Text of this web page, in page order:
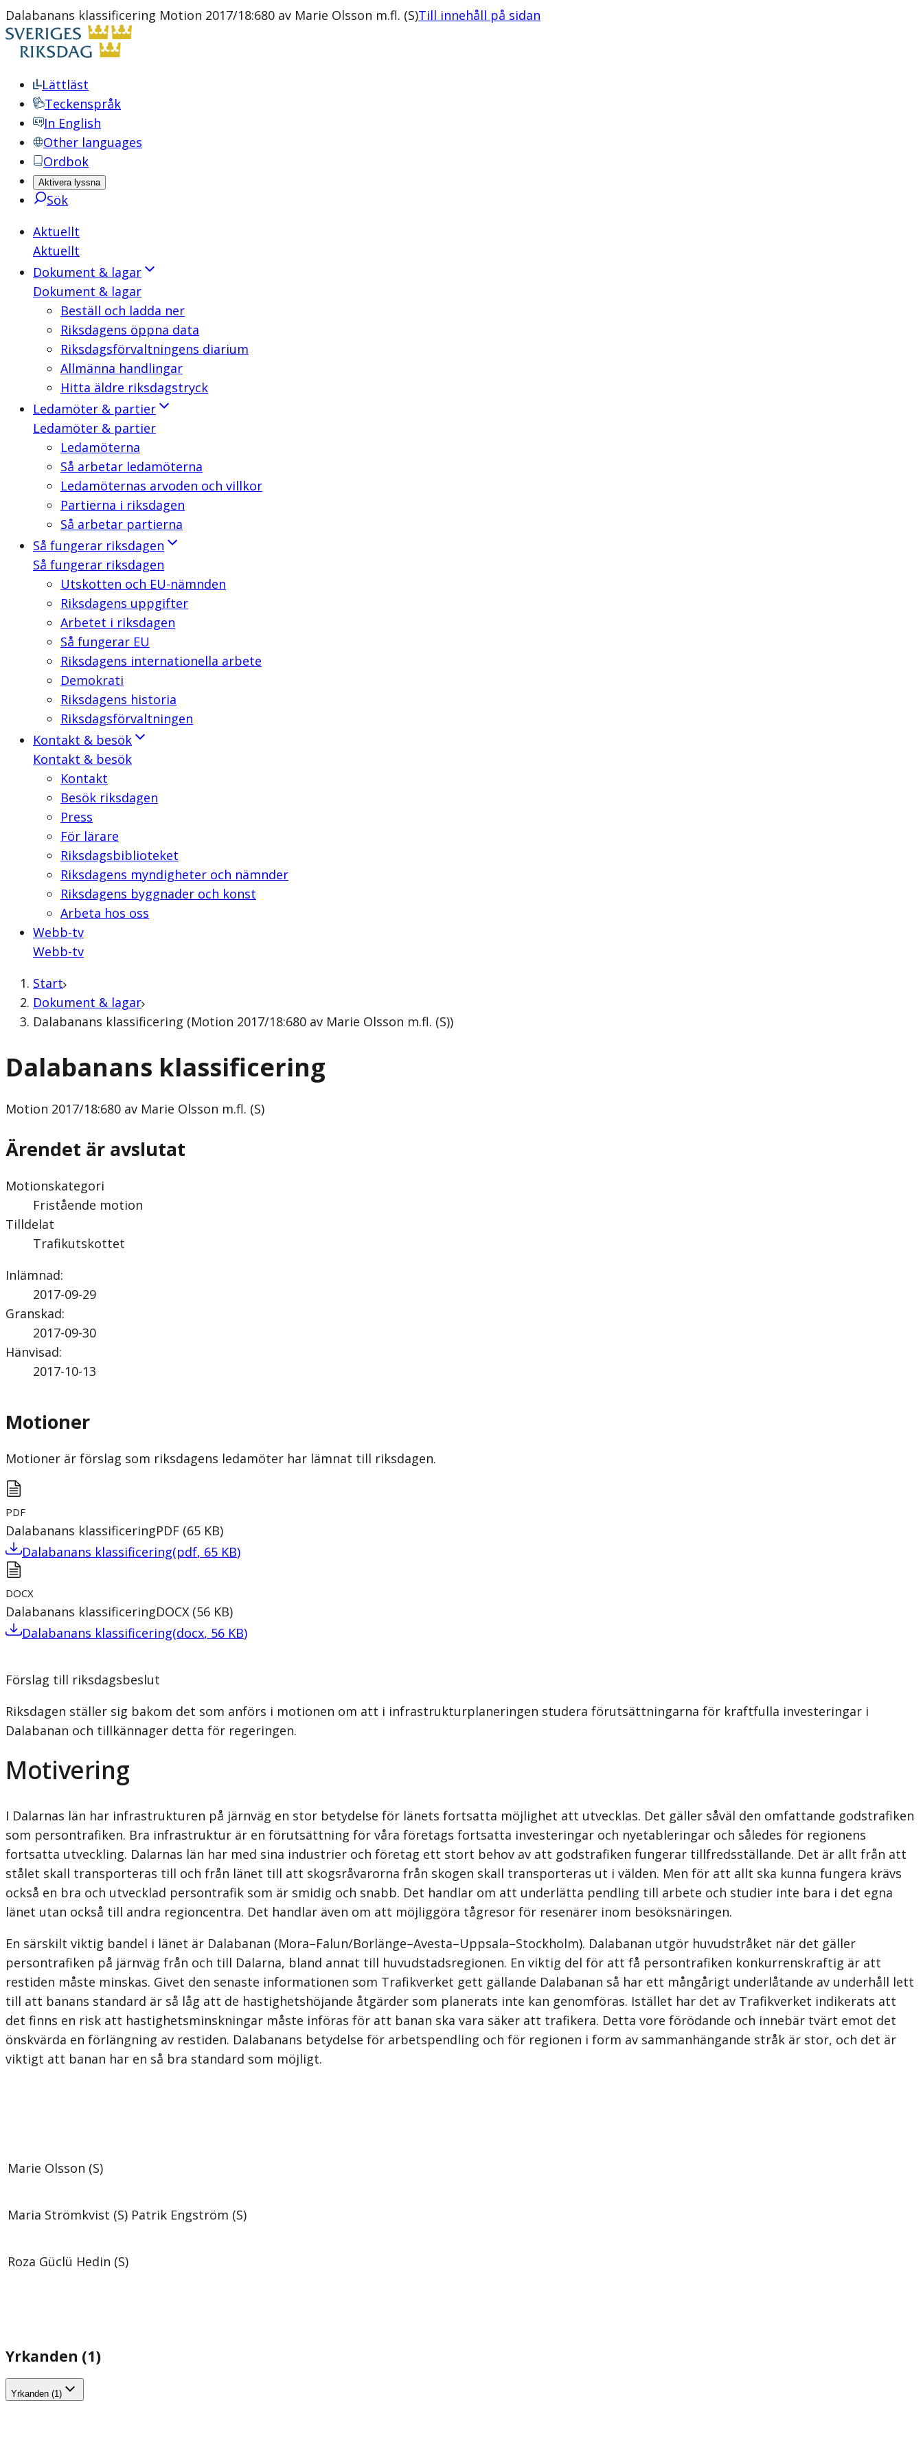
Dalabanans klassificering Motion 2017/18:680 av Marie Olsson m.fl. (S)Till innehåll på sidan
Lättläst
Teckenspråk
In English
Other languages
Ordbok
Aktivera lyssna
Sök
Aktuellt
Aktuellt
Dokument & lagar
Dokument & lagar
Beställ och ladda ner
Riksdagens öppna data
Riksdagsförvaltningens diarium
Allmänna handlingar
Hitta äldre riksdagstryck
Ledamöter & partier
Ledamöter & partier
Ledamöterna
Så arbetar ledamöterna
Ledamöternas arvoden och villkor
Partierna i riksdagen
Så arbetar partierna
Så fungerar riksdagen
Så fungerar riksdagen
Utskotten och EU-nämnden
Riksdagens uppgifter
Arbetet i riksdagen
Så fungerar EU
Riksdagens internationella arbete
Demokrati
Riksdagens historia
Riksdagsförvaltningen
Kontakt & besök
Kontakt & besök
Kontakt
Besök riksdagen
Press
För lärare
Riksdagsbiblioteket
Riksdagens myndigheter och nämnder
Riksdagens byggnader och konst
Arbeta hos oss
Webb-tv
Webb-tv
Start
Dokument & lagar
Dalabanans klassificering (Motion 2017/18:680 av Marie Olsson m.fl. (S))
Dalabanans klassificering
Motion 2017/18:680 av Marie Olsson m.fl. (S)
Ärendet är avslutat
Motionskategori
Fristående motion
Tilldelat
Trafikutskottet
Inlämnad:
2017-09-29
Granskad:
2017-09-30
Hänvisad:
2017-10-13
Motioner
Motioner är förslag som riksdagens ledamöter har lämnat till riksdagen.
PDF
Dalabanans klassificeringPDF (65 KB)
Dalabanans klassificering(pdf, 65 KB)
DOCX
Dalabanans klassificeringDOCX (56 KB)
Dalabanans klassificering(docx, 56 KB)
Förslag till riksdagsbeslut
Riksdagen ställer sig bakom det som anförs i motionen om att i infrastrukturplaneringen studera förutsättningarna för kraftfulla investeringar i
Dalabanan och tillkännager detta för regeringen.
Motivering
I Dalarnas län har infrastrukturen på järnväg en stor betydelse för länets fortsatta möjlighet att utvecklas. Det gäller såväl den omfattande godstrafiken
som persontrafiken. Bra infrastruktur är en förutsättning för våra företags fortsatta investeringar och nyetableringar och således för regionens
fortsatta utveckling. Dalarnas län har med sina industrier och företag ett stort behov av att godstrafiken fungerar tillfredsställande. Det är allt från att
stålet skall transporteras till och från länet till att skogsråvarorna från skogen skall transporteras ut i välden. Men för att allt ska kunna fungera krävs
också en bra och utvecklad persontrafik som är smidig och snabb. Det handlar om att underlätta pendling till arbete och studier inte bara i det egna
länet utan också till andra regioncentra. Det handlar även om att möjliggöra tågresor för resenärer inom besöksnäringen.
En särskilt viktig bandel i länet är Dalabanan (Mora–Falun/Borlänge–Avesta–Uppsala–Stockholm). Dalabanan utgör huvudstråket när det gäller
persontrafiken på järnväg från och till Dalarna, bland annat till huvudstadsregionen. En viktig del för att få persontrafiken konkurrenskraftig är att
restiden måste minskas. Givet den senaste informationen som Trafikverket gett gällande Dalabanan så har ett mångårigt underlåtande av underhåll lett
till att banans standard är så låg att de hastighetshöjande åtgärder som planerats inte kan genomföras. Istället har det av Trafikverket indikerats att
det finns en risk att hastighetsminskningar måste införas för att banan ska vara säker att trafikera. Detta vore förödande och innebär tvärt emot det
önskvärda en förlängning av restiden. Dalabanans betydelse för arbetspendling och för regionen i form av sammanhängande stråk är stor, och det är
viktigt att banan har en så bra standard som möjligt.
Marie Olsson (S)
Maria Strömkvist (S) Patrik Engström (S)
Roza Güclü Hedin (S)
Yrkanden (1)
Yrkanden (1)